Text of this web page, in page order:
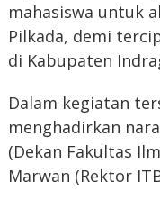
mahasiswa untuk
Pilkada, demi
di Kabupaten
Dalam kegiatan
menghadirkan
(Dekan Fakultas
Marwan (Rektor